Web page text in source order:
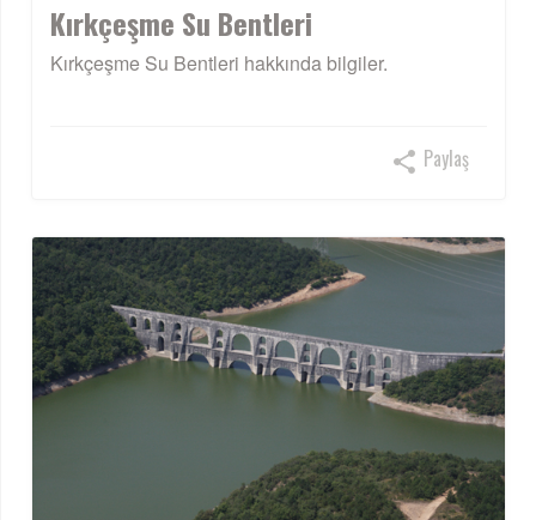
Kırkçeşme Su Bentleri
Kırkçeşme Su Bentleri hakkında bilgiler.
Paylaş